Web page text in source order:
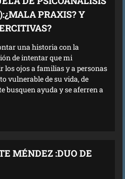
PRAXIS? Y
una historia con la
de intentar que mi
ojos a familias y a personas
vulnerable de su vida, de
busquen ayuda y se aferren a
MÉNDEZ :DUO DE